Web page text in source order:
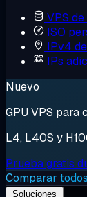
VPS
ISO
IPv4
IPs
Nuevo
GPU VPS para
L4, L40S y
Prueba gratis
Comparar